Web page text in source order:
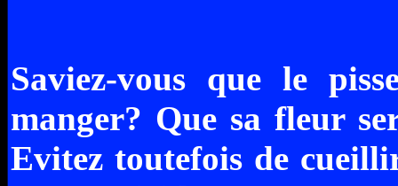
Saviez-vous que le
manger? Que sa fleur
Evitez toutefois de